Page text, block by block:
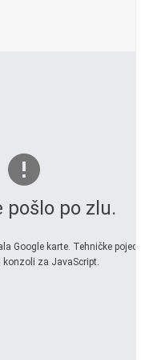
pošlo po zlu.
Google karte. Tehničke
konzoli za JavaScript.